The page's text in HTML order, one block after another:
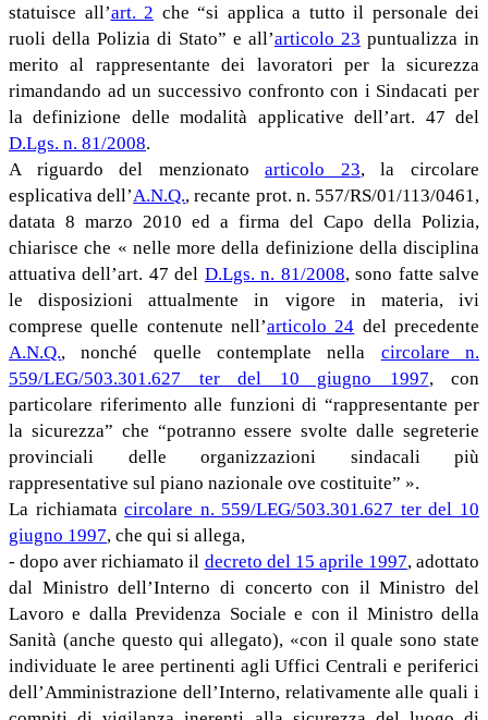
statuisce all’art. 2 che “si applica a tutto il personale dei
ruoli della Polizia di Stato” e all’articolo 23 puntualizza in
merito al rappresentante dei lavoratori per la sicurezza
rimandando ad un successivo confronto con i Sindacati per
la definizione delle modalità applicative dell’art. 47 del
D.Lgs. n. 81/2008.
A riguardo del menzionatoarticolo 23, la circolare
esplicativa dell’A.N.Q., recante prot. n. 557/RS/01/113/0461,
datata 8 marzo 2010 ed a firma del Capo della Polizia,
chiarisce che « nelle more della definizione della disciplina
attuativa dell’art. 47 del D.Lgs. n. 81/2008, sono fatte salve
le disposizioni attualmente in vigore in materia, ivi
comprese quelle contenute nell’articolo 24 del precedente
A.N.Q., nonché quelle contemplate nella circolare n.
559/LEG/503.301.627 ter del 10 giugno 1997, con
particolare riferimento alle funzioni di “rappresentante per
la sicurezza” che “potranno essere svolte dalle segreterie
provinciali delle organizzazioni sindacali più
rappresentative sul piano nazionale ove costituite” ».
La richiamatacircolare n. 559/LEG/503.301.627 ter del 10
giugno 1997, che qui si allega,
- dopo aver richiamato il decreto del 15 aprile 1997, adottato
dal Ministro dell’Interno di concerto con il Ministro del
Lavoro e dalla Previdenza Sociale e con il Ministro della
Sanità (anche questo qui allegato), «con il quale sono state
individuate le aree pertinenti agli Uffici Centrali e periferici
dell’Amministrazione dell’Interno, relativamente alle quali i